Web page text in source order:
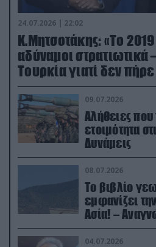
24.07.2026 | 22:02
Κ.Μητσοτάκης: «Το
αδύναμοι στρατιωτικά
Τουρκία γιατί δεν
(βίντεο)
09.07.2026
Αλήθειες που
ετοιμότητα
Δυνάμεις
08.07.2026
Το βιβλίο
εμφανίζει
Ασία! –
κατεχόμενα;
04.07.2026